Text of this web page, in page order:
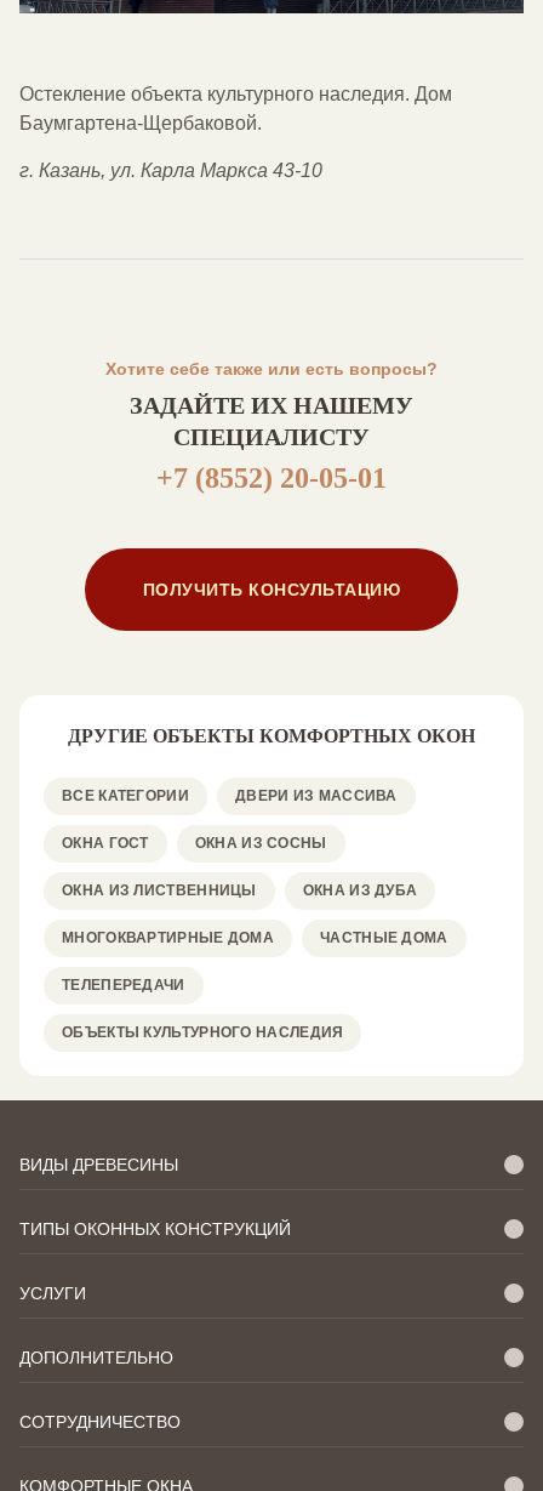
Остекление объекта культурного наследия. Дом
Баумгартена-Щербаковой.
г. Казань, ул. Карла Маркса 43-10
Хотите себе также или есть вопросы?
ЗАДАЙТЕ ИХ НАШЕМУ
СПЕЦИАЛИСТУ
+7 (8552) 20-05-01
ПОЛУЧИТЬ КОНСУЛЬТАЦИЮ
ДРУГИЕ ОБЪЕКТЫ КОМФОРТНЫХ ОКОН
ВСЕ КАТЕГОРИИ ДВЕРИ ИЗ МАССИВА
ОКНА ГОСТ ОКНА ИЗ СОСНЫ
ОКНА ИЗ ЛИСТВЕННИЦЫ ОКНА ИЗ ДУБА
МНОГОКВАРТИРНЫЕ ДОМА ЧАСТНЫЕ ДОМА
ТЕЛЕПЕРЕДАЧИ
ОБЪЕКТЫ КУЛЬТУРНОГО НАСЛЕДИЯ
ВИДЫ ДРЕВЕСИНЫ
ТИПЫ ОКОННЫХ КОНСТРУКЦИЙ
УСЛУГИ
ДОПОЛНИТЕЛЬНО
СОТРУДНИЧЕСТВО
КОМФОРТНЫЕ ОКНА